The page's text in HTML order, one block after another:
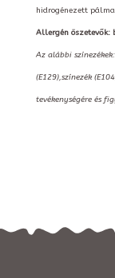
hidrogénezett
Allergén öszetevők:
Az alábbi
(E129),színezék
tevékenységére és